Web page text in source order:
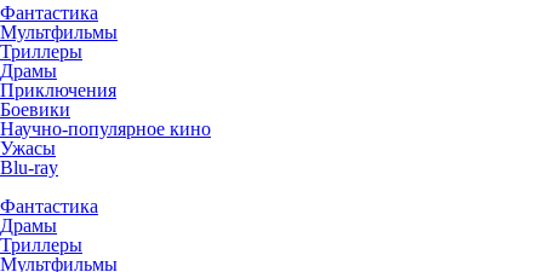
Фантастика
Мультфильмы
Триллеры
Драмы
Приключения
Боевики
Научно-популярное кино
Ужасы
Blu-ray
Фантастика
Драмы
Триллеры
Мультфильмы